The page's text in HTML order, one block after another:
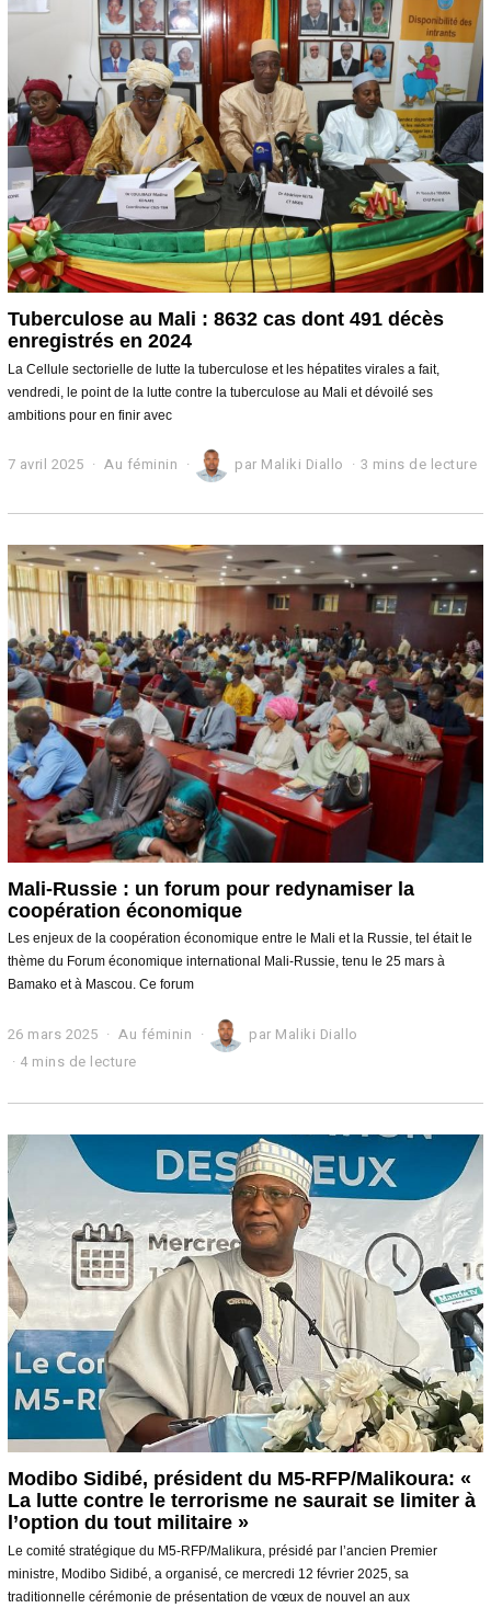
2
0
2
5
Tuberculose au Mali : 8632 cas dont 491 décès
enregistrés en 2024
La Cellule sectorielle de lutte la tuberculose et les hépatites virales a fait,
vendredi, le point de la lutte contre la tuberculose au Mali et dévoilé ses
ambitions pour en finir avec
7 avril 2025
r
i
l
2
0
2
5
Au féminin par Maliki Diallo 3 mins de lecture
Mali-Russie : un forum pour redynamiser la
coopération économique
Les enjeux de la coopération économique entre le Mali et la Russie, tel était le
thème du Forum économique international Mali-Russie, tenu le 25 mars à
Bamako et à Mascou. Ce forum
26 mars 2025
m
s
0
Au féminin par Maliki Diallo
4 mins de lecture
Modibo Sidibé, président du M5-RFP/Malikoura: «
La lutte contre le terrorisme ne saurait se limiter à
l’option du tout militaire »
Le comité stratégique du M5-RFP/Malikura, présidé par l’ancien Premier
ministre, Modibo Sidibé, a organisé, ce mercredi 12 février 2025, sa
traditionnelle cérémonie de présentation de vœux de nouvel an aux